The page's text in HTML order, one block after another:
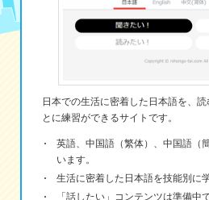
Androidアプリ検索
eな情報局
日本での生活に密着した日本語を、
とに練習ができるサイトです。
英語、中国語（繁体）、中国語（
います。
生活に密着した日本語を技能別に
「話したい」コンテンツは準備中で